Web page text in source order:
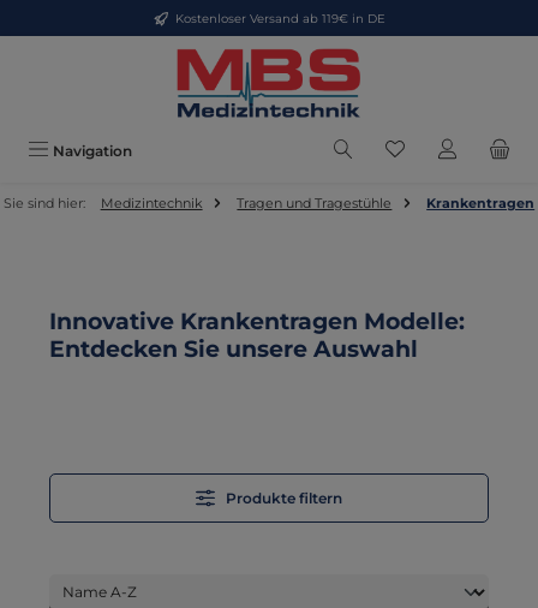
Zum Hauptinhalt springenKostenloser Versand ab 119€ in DE
Navigation Du hast 0
Sie sind hier: Medizintechnik Tragen und Tragestühle Krankentragen
Innovative Krankentragen Modelle:
Entdecken Sie unsere Auswahl
Produkte filtern